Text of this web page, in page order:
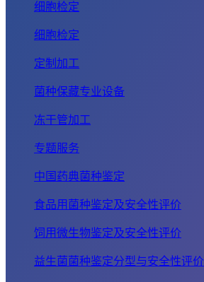
细胞检定
细胞检定
定制加工
菌种保藏专业设备
冻干管加工
专题服务
中国药典菌种鉴定
食品用菌种鉴定及安全性评价
饲用微生物鉴定及安全性评价
益生菌菌种鉴定分型与安全性评价